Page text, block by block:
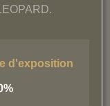
d'exposition